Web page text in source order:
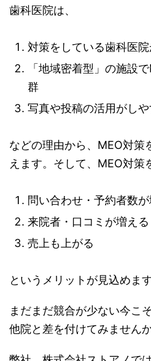
歯科医院は、
対策をしている歯科医
「地域密着型」の施設
群
写真や投稿の活用がし
などの理由から、MEO対策
えます。そして、MEO対策
問い合わせ・予約者数
来院者・口コミが増える
売上も上がる
というメリットが見込めます
まだまだ競合が少ない今こ
他院と差を付けてみません